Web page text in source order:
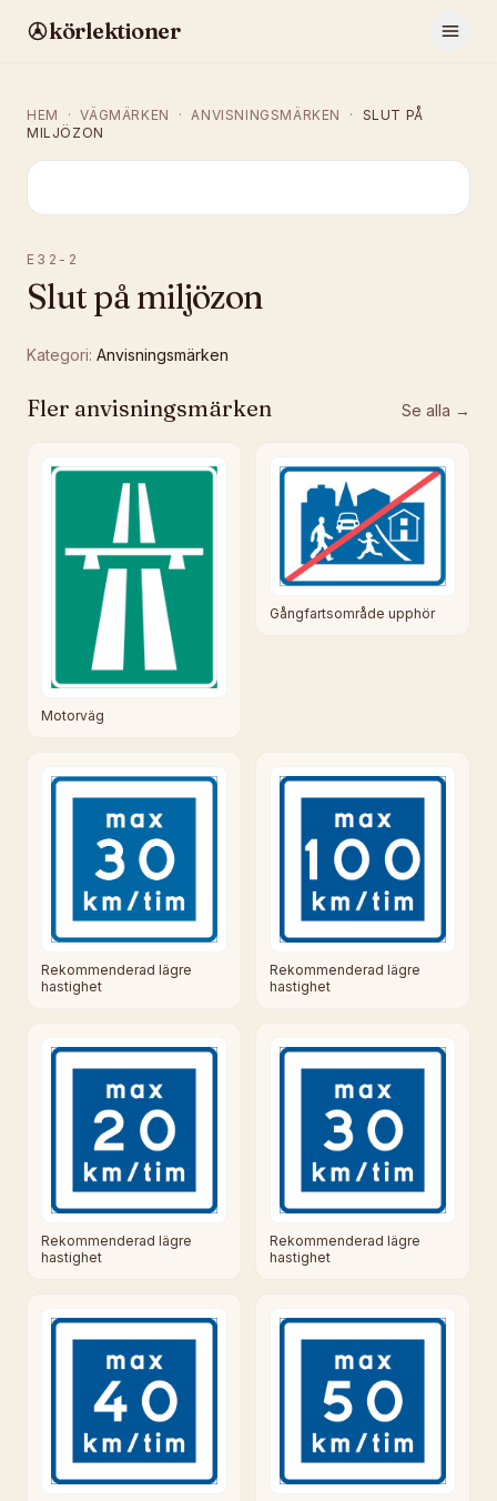
körlektioner
HEM · VÄGMÄRKEN · ANVISNINGSMÄRKEN ·
SLUT PÅ
MILJÖZON
E32-2
Slut på miljözon
Kategori: Anvisningsmärken
Fler anvisningsmärken Se alla →
Motorväg
Gångfartsområde upphör
Rekommenderad lägre
hastighet
Rekommenderad lägre
hastighet
Rekommenderad lägre
hastighet
Rekommenderad lägre
hastighet